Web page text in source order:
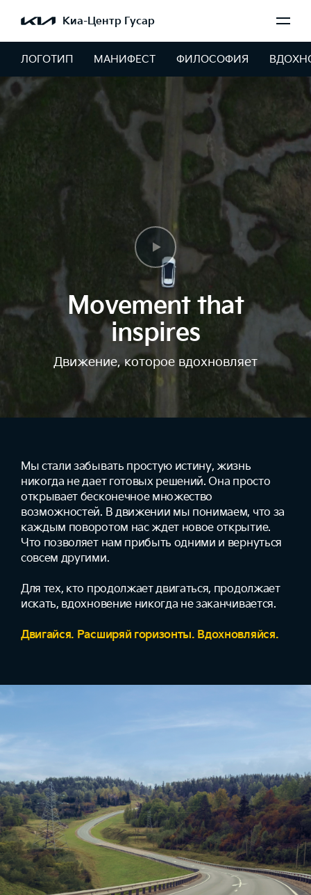
Киа-Центр Гусар
ЛОГОТИП МАНИФЕСТ ФИЛОСОФИЯ
Movement that
inspires
Движение, которое вдохновляет
Мы стали забывать простую истину, жизнь
никогда не дает готовых решений. Она просто
открывает бесконечное множество
возможностей. В движении мы понимаем, что за
каждым поворотом нас ждет новое открытие.
Что позволяет нам прибыть одними и вернуться
совсем другими.
Для тех, кто продолжает двигаться, продолжает
искать, вдохновение никогда не заканчивается.
Двигайся. Расширяй горизонты. Вдохновляйся.